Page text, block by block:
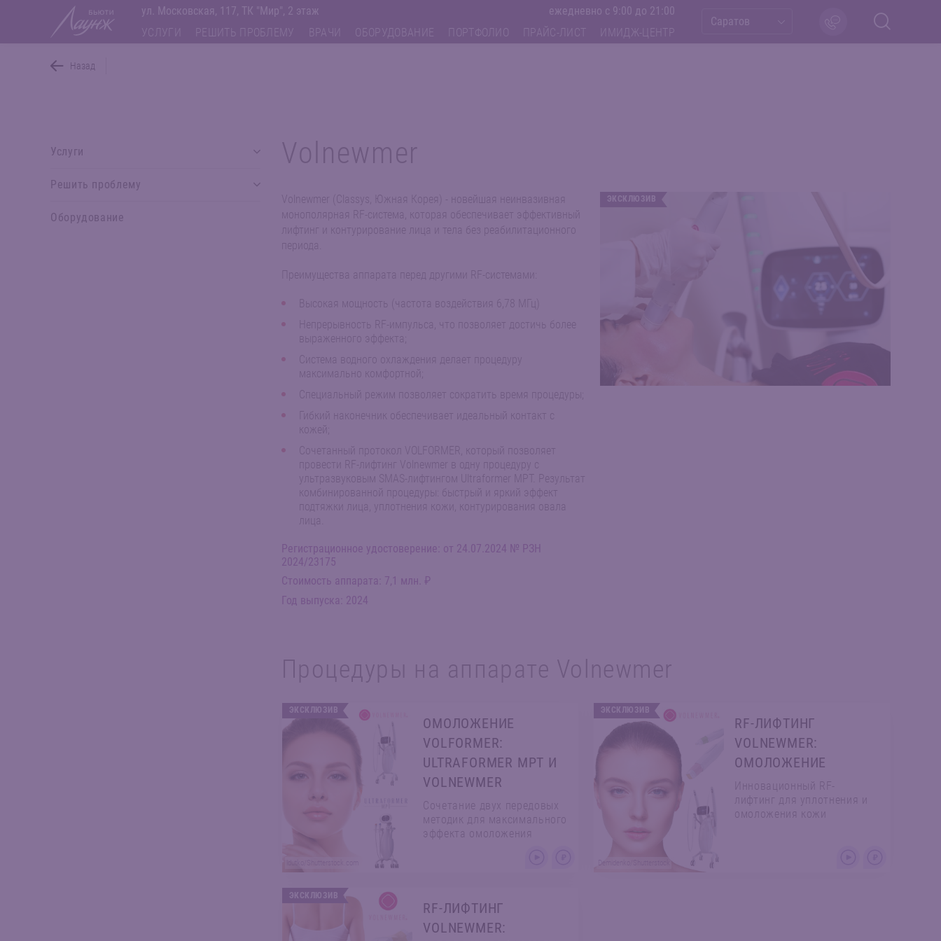
ул. Московская, 117, ТК "Мир", 2 этаж
ежедневно с 9:00 до 21:00
УСЛУГИ
РЕШИТЬ ПРОБЛЕМУ ВРАЧИ ОБОРУДОВАНИЕ ПОРТФОЛИО ПРАЙС-ЛИСТ ИМИДЖ-ЦЕНТР
Саратов
Назад
Услуги
Решить проблему
Оборудование
Volnewmer
Volnewmer (Classys, Южная Корея) - новейшая неинвазивная
монополярная RF-система, которая обеспечивает эффективный
лифтинг и контурирование лица и тела без реабилитационного
периода.
Преимущества аппарата перед другими RF-системами:
Высокая мощность (частота воздействия 6,78 МГц)
Непрерывность RF-импульса, что позволяет достичь более
выраженного эффекта;
Система водного охлаждения делает процедуру
максимально комфортной;
Специальный режим позволяет сократить время процедуры;
Гибкий наконечник обеспечивает идеальный контакт с
кожей;
Сочетанный протокол VOLFORMER, который позволяет
провести RF-лифтинг Volnewmer в одну процедуру с
ультразвуковым SMAS-лифтингом Ultraformer MPT. Результат
комбинированной процедуры: быстрый и яркий эффект
подтяжки лица, уплотнения кожи, контурирования овала
лица.
Регистрационное удостоверение: от 24.07.2024 № РЗН
2024/23175
Стоимость аппарата: 7,1 млн. ₽
Год выпуска: 2024
ЭКСКЛЮЗИВ
Процедуры на аппарате Volnewmer
ЭКСКЛЮЗИВ
ОМОЛОЖЕНИЕ
VOLFORMER:
ULTRAFORMER MPT И
VOLNEWMER
Сочетание двух передовых
методик для максимального
эффекта омоложения
ЭКСКЛЮЗИВ
Demidenko/Shutterstock
RF-ЛИФТИНГ
VOLNEWMER:
ОМОЛОЖЕНИЕ
Инновационный RF-
лифтинг для уплотнения и
омоложения кожи
ЭКСКЛЮЗИВ
RF-ЛИФТИНГ
VOLNEWMER: